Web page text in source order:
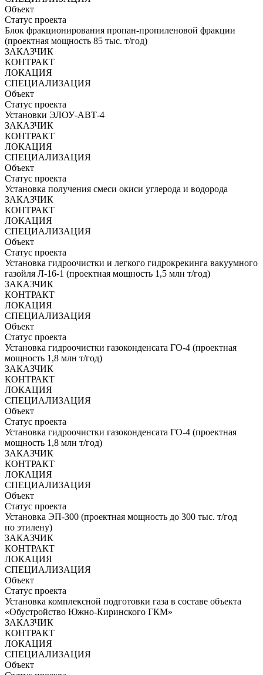
Объект
Статус проекта
Блок фракционирования пропан-пропиленовой фракции
(проектная мощность 85 тыс. т/год)
ЗАКАЗЧИК
КОНТРАКТ
ЛОКАЦИЯ
СПЕЦИАЛИЗАЦИЯ
Объект
Статус проекта
Установки ЭЛОУ-АВТ-4
ЗАКАЗЧИК
КОНТРАКТ
ЛОКАЦИЯ
СПЕЦИАЛИЗАЦИЯ
Объект
Статус проекта
Установка получения смеси окиси углерода и водорода
ЗАКАЗЧИК
КОНТРАКТ
ЛОКАЦИЯ
СПЕЦИАЛИЗАЦИЯ
Объект
Статус проекта
Установка гидроочистки и легкого гидрокрекинга вакуумного
газойля Л-16-1 (проектная мощность 1,5 млн т/год)
ЗАКАЗЧИК
КОНТРАКТ
ЛОКАЦИЯ
СПЕЦИАЛИЗАЦИЯ
Объект
Статус проекта
Установка гидроочистки газоконденсата ГО-4 (проектная
мощность 1,8 млн т/год)
ЗАКАЗЧИК
КОНТРАКТ
ЛОКАЦИЯ
СПЕЦИАЛИЗАЦИЯ
Объект
Статус проекта
Установка гидроочистки газоконденсата ГО-4 (проектная
мощность 1,8 млн т/год)
ЗАКАЗЧИК
КОНТРАКТ
ЛОКАЦИЯ
СПЕЦИАЛИЗАЦИЯ
Объект
Статус проекта
Установка ЭП-300 (проектная мощность до 300 тыс. т/год
по этилену)
ЗАКАЗЧИК
КОНТРАКТ
ЛОКАЦИЯ
СПЕЦИАЛИЗАЦИЯ
Объект
Статус проекта
Установка комплексной подготовки газа в составе объекта
«Обустройство Южно-Киринского ГКМ»
ЗАКАЗЧИК
КОНТРАКТ
ЛОКАЦИЯ
СПЕЦИАЛИЗАЦИЯ
Объект